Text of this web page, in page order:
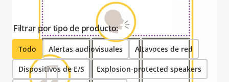
Filtrar por tipo de producto:
Todo Alertas audiovisuales Altavoces de red
Dispositivos de E/S Explosion-protected speakers